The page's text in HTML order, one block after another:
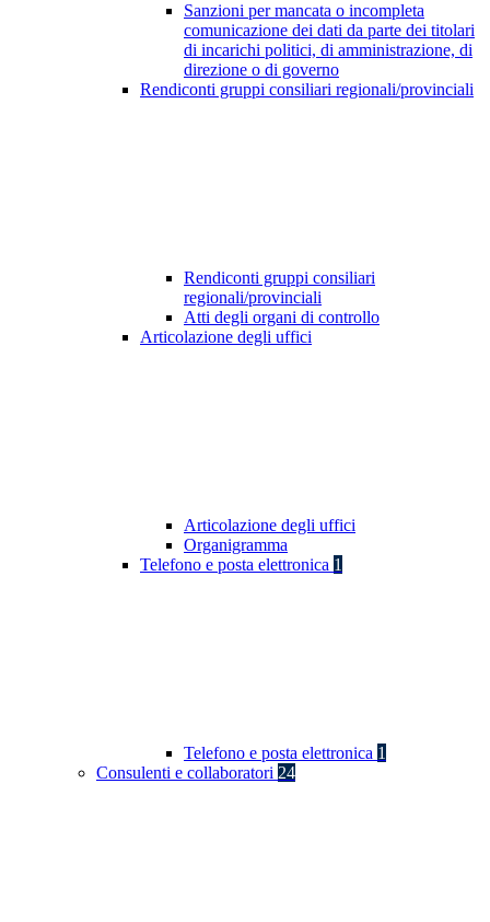
Sanzioni per mancata o incompleta
comunicazione dei dati da parte dei titolari
di incarichi politici, di amministrazione, di
direzione o di governo
Rendiconti gruppi consiliari regionali/provinciali
Rendiconti gruppi consiliari
regionali/provinciali
Atti degli organi di controllo
Articolazione degli uffici
Articolazione degli uffici
Organigramma
Telefono e posta elettronica 1
Telefono e posta elettronica 1
Consulenti e collaboratori 24